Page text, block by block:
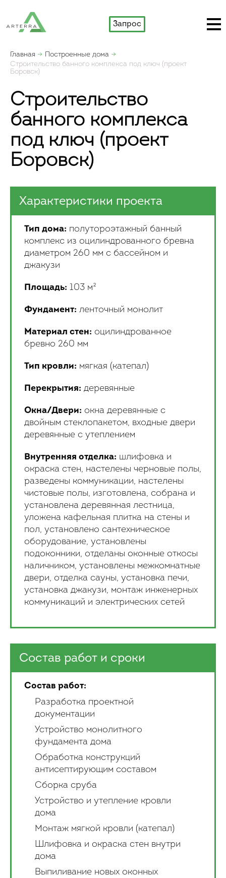
Запрос
Главная
Построенные дома
Строительство банного комплекса под ключ (проект
Боровск)
Строительство
банного комплекса
под ключ (проект
Боровск)
Характеристики проекта
Тип дома: полутороэтажный банный
комплекс из оцилиндрованного бревна
диаметром 260 мм с бассейном и
джакузи
Площадь: 103 м²
Фундамент: ленточный монолит
Материал стен: оцилиндрованное
бревно 260 мм
Тип кровли: мягкая (катепал)
Перекрытия: деревянные
Окна/Двери: окна деревянные с
двойным стеклопакетом, входные двери
деревянные с утеплением
Внутренняя отделка: шлифовка и
окраска стен, настелены черновые полы,
разведены коммуникации, настелены
чистовые полы, изготовлена, собрана и
установлена деревянная лестница,
уложена кафельная плитка на стены и
пол, установлено сантехническое
оборудование, установлены
подоконники, отделаны оконные откосы
наличником, установлены межкомнатные
двери, отделка сауны, установка печи,
установка джакузи, монтаж инженерных
коммуникаций и электрических сетей
Состав работ и сроки
Состав работ:
Разработка проектной
документации
Устройство монолитного
фундамента дома
Обработка конструкций
антисептирующим составом
Сборка сруба
Устройство и утепление кровли
дома
Монтаж мягкой кровли (катепал)
Шлифовка и окраска стен внутри
дома
Выпиливание новых оконных